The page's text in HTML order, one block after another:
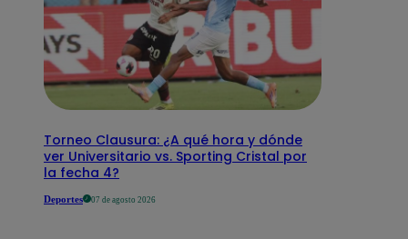
Torneo Clausura: ¿A qué hora y dónde
ver Universitario vs. Sporting Cristal por
la fecha 4?
Deportes 07 de agosto 2026